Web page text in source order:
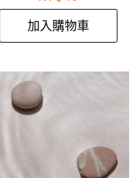
加入購物車